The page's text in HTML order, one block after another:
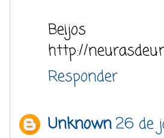
Beijos
http://
Responder
Unknown26 de